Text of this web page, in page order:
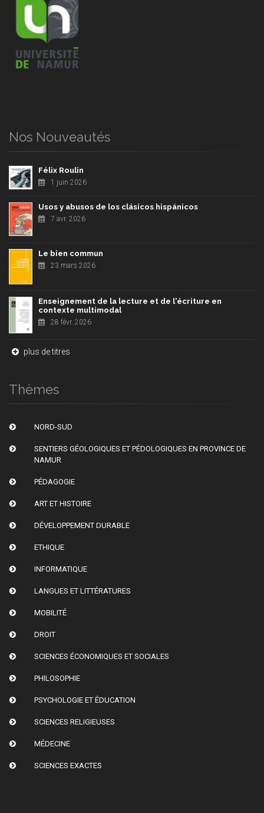
Nos Nouveautés
Félix Roulin
1 juin 2026
Usos y abusos de los clásicos hispánicos
7 avr. 2026
Le bien commun
23 mars 2026
Enseignement de la lecture et de l'écriture en
contexte multimodal
28 févr. 2026
plus de titres
Thèmes
NORD-SUD
SENTIERS GÉOLOGIQUES ET PÉDOLOGIQUES EN PROVINCE DE
NAMUR
PÉDAGOGIE
ART ET HISTOIRE
DÉVELOPPEMENT DURABLE
ETHIQUE
INFORMATIQUE
LANGUES ET LITTÉRATURES
MOBILITÉ
DROIT
SCIENCES ÉCONOMIQUES ET SOCIALES
PHILOSOPHIE
PSYCHOLOGIE ET ÉDUCATION
SCIENCES RELIGIEUSES
MÉDECINE
SCIENCES EXACTES